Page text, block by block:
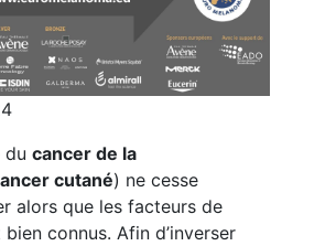
ducancer de la
cutané) ne cesse
alors que les facteurs de
connus. Afin d’inverser